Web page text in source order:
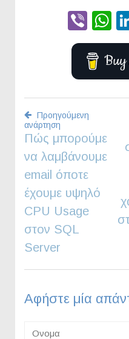
Buy
Πλοήγηση
άρθρων
Προηγούμενη
ανάρτηση
Πώς μπορούμε
να λαμβάνουμε
email όποτε
έχουμε υψηλό
CPU Usage
στον SQL
Server
Αφήστε μία